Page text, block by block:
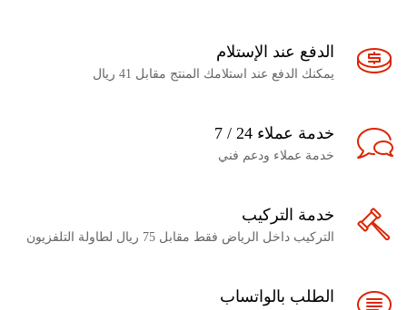
الدفع عند الإستلام
يمكنك الدفع عند استلامك المنتج مقابل 41 ريال
خدمة عملاء 24 / 7
خدمة عملاء ودعم فني
خدمة التركيب
التركيب داخل الرياض فقط مقابل 75 ريال لطاولة التلفزيون
الطلب بالواتساب